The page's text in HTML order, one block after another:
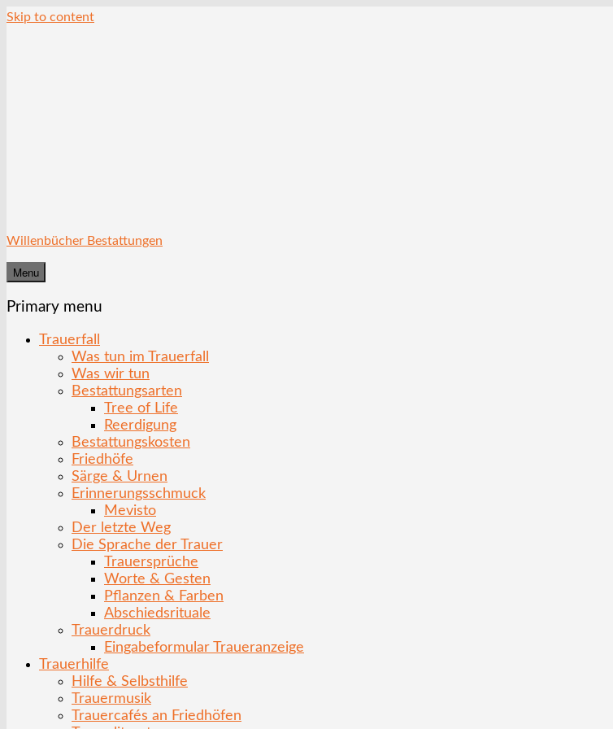
Skip to content
Willenbücher Bestattungen
Menu
Primary menu
Trauerfall
Was tun im Trauerfall
Was wir tun
Bestattungsarten
Tree of Life
Reerdigung
Bestattungskosten
Friedhöfe
Särge & Urnen
Erinnerungsschmuck
Mevisto
Der letzte Weg
Die Sprache der Trauer
Trauersprüche
Worte & Gesten
Pflanzen & Farben
Abschiedsrituale
Trauerdruck
Eingabeformular Traueranzeige
Trauerhilfe
Hilfe & Selbsthilfe
Trauermusik
Trauercafés an Friedhöfen